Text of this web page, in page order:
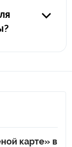
Также
карта
страну без
карте» в